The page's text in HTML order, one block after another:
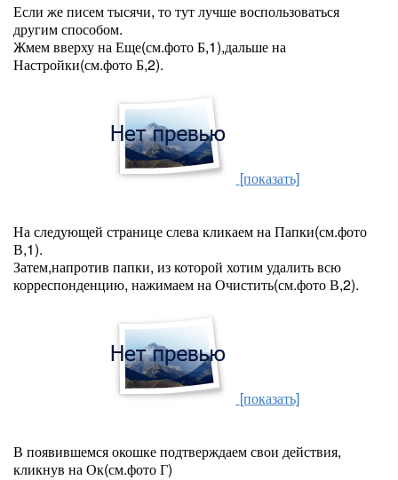
Если же писем тысячи, то тут лучше воспользоваться
другим способом.
Жмем вверху на Еще(см.фото Б,1),дальше на
Настройки(см.фото Б,2).
[показать]
На следующей странице слева кликаем на Папки(см.фото
В,1).
Затем,напротив папки, из которой хотим удалить всю
корреспонденцию, нажимаем на Очистить(см.фото В,2).
[показать]
В появившемся окошке подтверждаем свои действия,
кликнув на Ок(см.фото Г)